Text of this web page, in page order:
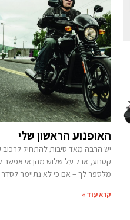
האופנוע הראשון שלי
יש הרבה מאד סיבות להתחיל לרכוב
קטנוע, אבל על שלוש מהן אי
מלספר לך – אם כי לא נתיימר לסדר
קרא עוד »